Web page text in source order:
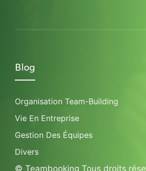
Blog
Organisation Team-Building
Vie En Entreprise
Gestion Des Équipes
Divers
© Teambooking Tous droits